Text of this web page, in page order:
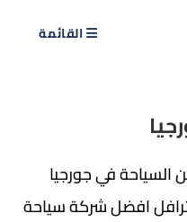
القائمة
السياحة في جورجيا
افضل شركة سياحة